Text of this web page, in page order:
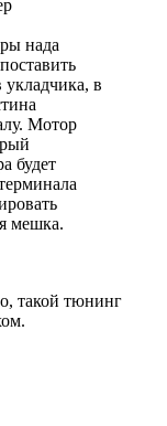
нада
в
Мотор
будет
мешка.
такой тюнинг